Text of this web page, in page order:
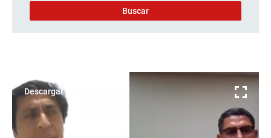
Descargar foto